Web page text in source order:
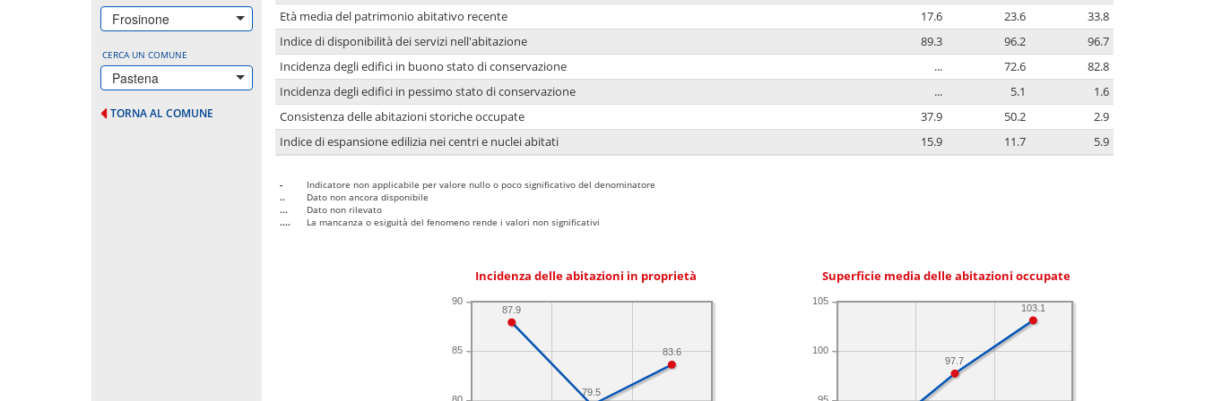
Frosinone
CERCA UN COMUNE
Pastena
TORNA AL COMUNE
Età media del patrimonio abitativo recente 17.6 23.6
33.8
Indice di disponibilità dei servizi nell'abitazione
89.3 96.2
96.7
Incidenza degli edifici in buono stato di conservazione
... 72.6
82.8
Incidenza degli edifici in pessimo stato di conservazione
... 5.1
1.6
Consistenza delle abitazioni storiche occupate
37.9 50.2
2.9
Indice di espansione edilizia nei centri e nuclei abitati
15.9 11.7 5.9
-
Indicatore non applicabile per valore nullo o poco significativo del denominatore
..
Dato non ancora disponibile
...
Dato non rilevato
....
La mancanza o esiguità del fenomeno rende i valori non significativi
Incidenza delle abitazioni in proprietà
85
90
83.6
79.5
87.9
Superficie media delle abitazioni occupate
100
105
103.1
97.7